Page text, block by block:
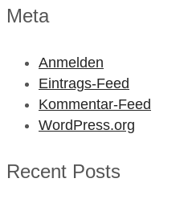
Meta
Anmelden
Eintrags-Feed
Kommentar-Feed
WordPress.org
Recent Posts